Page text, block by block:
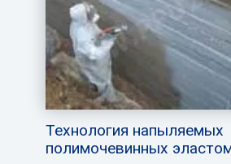
Технология напыляемых
полимочевинных